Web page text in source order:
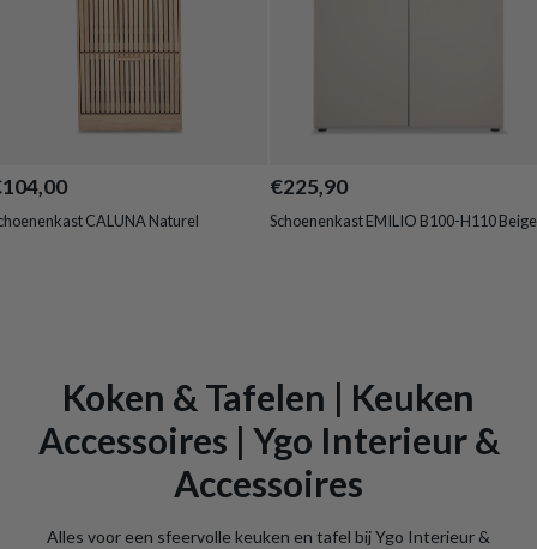
CALUNA Naturel
€225,90
Schoenenkast EMILIO B100-H110 Beige
Koken & Tafelen | Keuken
Accessoires | Ygo Interieur &
Accessoires
Alles voor een sfeervolle keuken en tafel bij Ygo Interieur &